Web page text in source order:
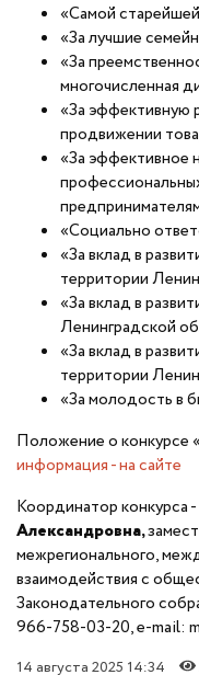
«Самой
«За лучшие
«За
многочисленная
«За эффективную
продвижении
«За эффективное
«Социально
«За вклад в
территории
«За вклад в
Ленинградской
«За вклад в
территории
«За молодость в
Положение о конкурсе
информация - на сайте
Координатор конкурса -
Александровна,
межрегионального,
взаимодействия с
Законодательного
966-758-03-20, e-mail:
14 августа 2025 14:34